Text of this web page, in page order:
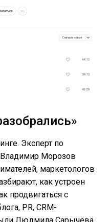
Эксперт по
Морозов
маркетологов
как устроен
продвигаться с
PR, CRM-